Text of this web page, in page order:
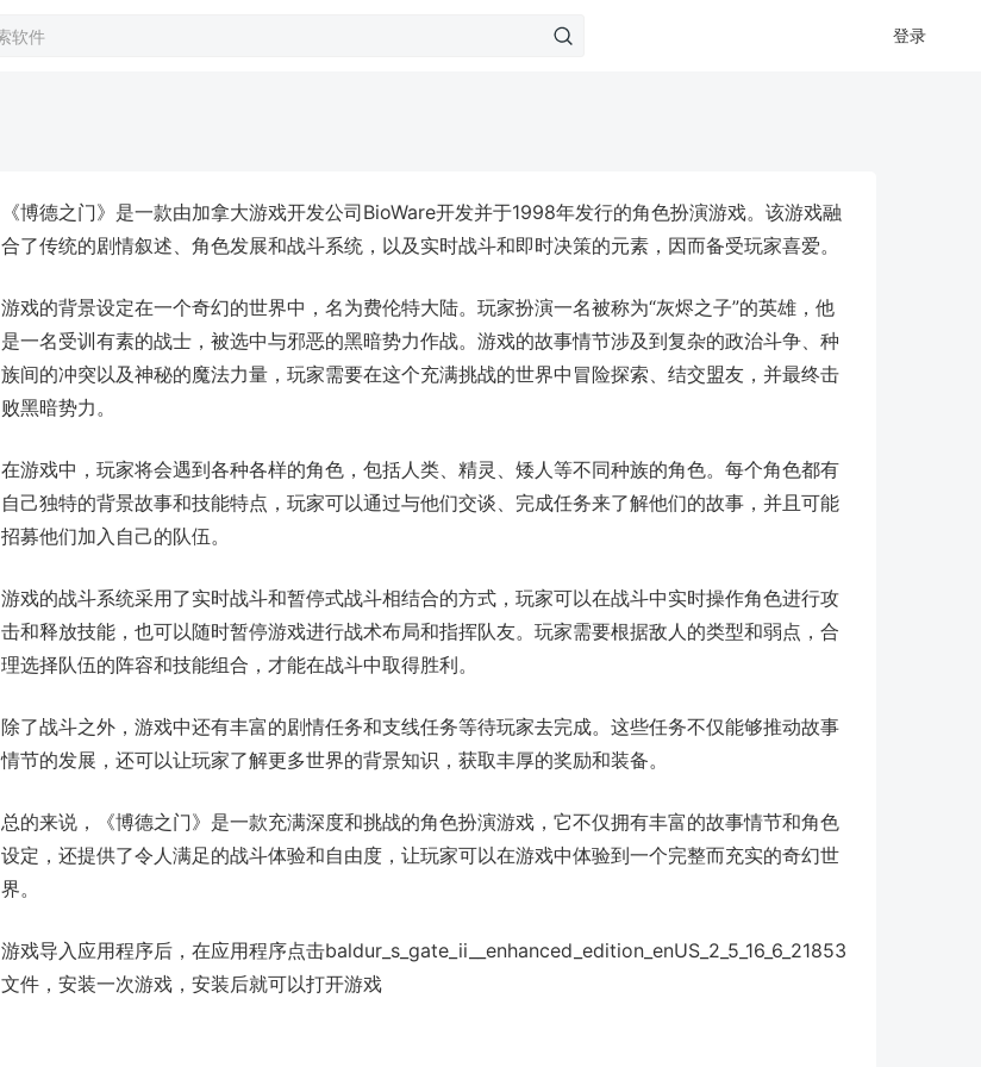
登录
《博德之门》是一款由加拿大游戏开发公司BioWare开发并于1998年发行的角色扮演游戏。该游戏融
合了传统的剧情叙述、角色发展和战斗系统，以及实时战斗和即时决策的元素，因而备受玩家喜爱。
游戏的背景设定在一个奇幻的世界中，名为费伦特大陆。玩家扮演一名被称为“灰烬之子”的英雄，他
是一名受训有素的战士，被选中与邪恶的黑暗势力作战。游戏的故事情节涉及到复杂的政治斗争、种
族间的冲突以及神秘的魔法力量，玩家需要在这个充满挑战的世界中冒险探索、结交盟友，并最终击
败黑暗势力。
在游戏中，玩家将会遇到各种各样的角色，包括人类、精灵、矮人等不同种族的角色。每个角色都有
自己独特的背景故事和技能特点，玩家可以通过与他们交谈、完成任务来了解他们的故事，并且可能
招募他们加入自己的队伍。
游戏的战斗系统采用了实时战斗和暂停式战斗相结合的方式，玩家可以在战斗中实时操作角色进行攻
击和释放技能，也可以随时暂停游戏进行战术布局和指挥队友。玩家需要根据敌人的类型和弱点，合
理选择队伍的阵容和技能组合，才能在战斗中取得胜利。
除了战斗之外，游戏中还有丰富的剧情任务和支线任务等待玩家去完成。这些任务不仅能够推动故事
情节的发展，还可以让玩家了解更多世界的背景知识，获取丰厚的奖励和装备。
总的来说，《博德之门》是一款充满深度和挑战的角色扮演游戏，它不仅拥有丰富的故事情节和角色
设定，还提供了令人满足的战斗体验和自由度，让玩家可以在游戏中体验到一个完整而充实的奇幻世
界。
游戏导入应用程序后，在应用程序点击baldur_s_gate_ii__enhanced_edition_enUS_2_5_16_6_21853
文件，安装一次游戏，安装后就可以打开游戏